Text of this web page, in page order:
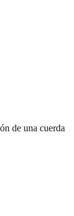
de una cuerda